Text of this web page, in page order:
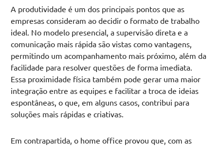
A produtividade é um dos principais pontos que as
empresas consideram ao decidir o formato de trabalho
ideal. No modelo presencial, a supervisão direta e a
comunicação mais rápida são vistas como vantagens,
permitindo um acompanhamento mais próximo, além da
facilidade para resolver questões de forma imediata.
Essa proximidade física também pode gerar uma maior
integração entre as equipes e facilitar a troca de ideias
espontâneas, o que, em alguns casos, contribui para
soluções mais rápidas e criativas.
Em contrapartida, o home office provou que, com as